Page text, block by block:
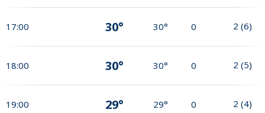
17:00 30° 30° 0 2 (6)
18:00 30° 30° 0 2 (5)
19:00 29° 29° 0 2 (4)